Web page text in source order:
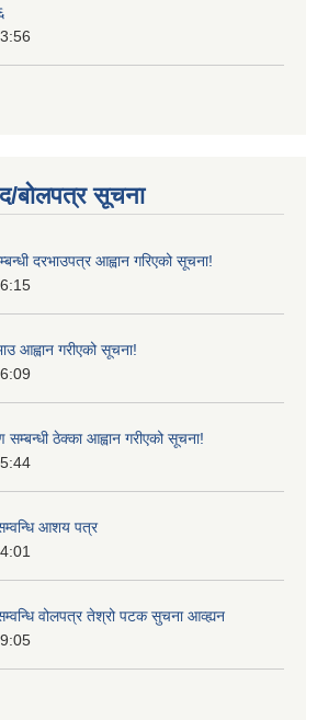
बोलपत्र सूचना
दरभाउपत्र आह्वान गरिएको सूचना!
आह्वान गरीएको सूचना!
सम्बन्धी ठेक्का आह्वान गरीएको सूचना!
आशय पत्र
वोलपत्र तेश्रो पटक सुचना आव्ह्यन